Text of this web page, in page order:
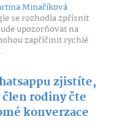
Minaříková
se rozhodla zpřísnit
upozorňovat na
zapříčinit rychlé
zjistíte,
rodiny čte
konverzace